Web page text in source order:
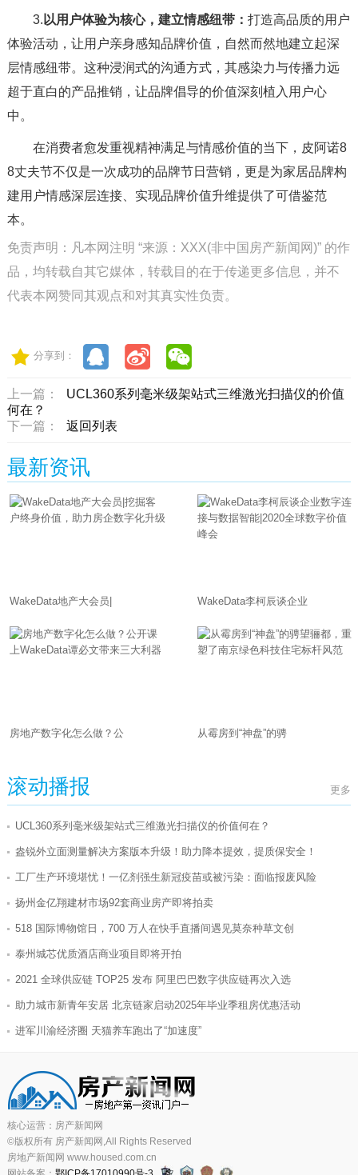
3. 以用户体验为核心，建立情感纽带： 打造高品质的用户
体验活动，让用户亲身感知品牌价值，自然而然地建立起深
层情感纽带。这种浸润式的沟通方式，其感染力与传播力远
超于直白的产品推销，让品牌倡导的价值深刻植入用户心
中。
在消费者愈发重视精神满足与情感价值的当下，皮阿诺8
8丈夫节不仅是一次成功的品牌节日营销，更是为家居品牌构
建用户情感深层连接、实现品牌价值升维提供了可借鉴范
本。
免责声明：凡本网注明 “来源：XXX(非中国房产新闻网)” 的作
品，均转载自其它媒体，转载目的在于传递更多信息，并不
代表本网赞同其观点和对其真实性负责。
分享到：
上一篇：
UCL360系列毫米级架站式三维激光扫描仪的价值
何在？
下一篇：
返回列表
最新资讯
WakeData地产大会员| WakeData李柯辰谈企业
房地产数字化怎么做？公 从霉房到“神盘”的骋
滚动播报 更多
盎锐外立面测量解决方案版本升级！助力降本提效，提质保安全！
工厂生产环境堪忧！一亿剂强生新冠疫苗或被污染：面临报废风险
扬州金亿翔建材市场92套商业房产即将拍卖
518 国际博物馆日，700 万人在快手直播间遇见莫奈种草文创
泰州城芯优质酒店商业项目即将开拍
2021 全球供应链 TOP25 发布 阿里巴巴数字供应链再次入选
助力城市新青年安居 北京链家启动2025年毕业季租房优惠活动
进军川渝经济圈 天猫养车跑出了“加速度”
广西能拓新能源股份有限公司工作总结会在桂林召开
深圳市监局回应“沃尔玛进口啤酒篡改日期”：立案调查
智启全球 未来已来 AXENT恩仕全景智慧浴室耀世发布
AXENT恩仕全景智慧浴室 震撼亮相2025 KBC厨卫展
对话52TOYS陈威：从盲盒热的现象背后看玩具产业发展
核心运营：房产新闻网
©版权所有 房产新闻网,All Rights Reserved
房地产新闻网 www.housed.com.cn